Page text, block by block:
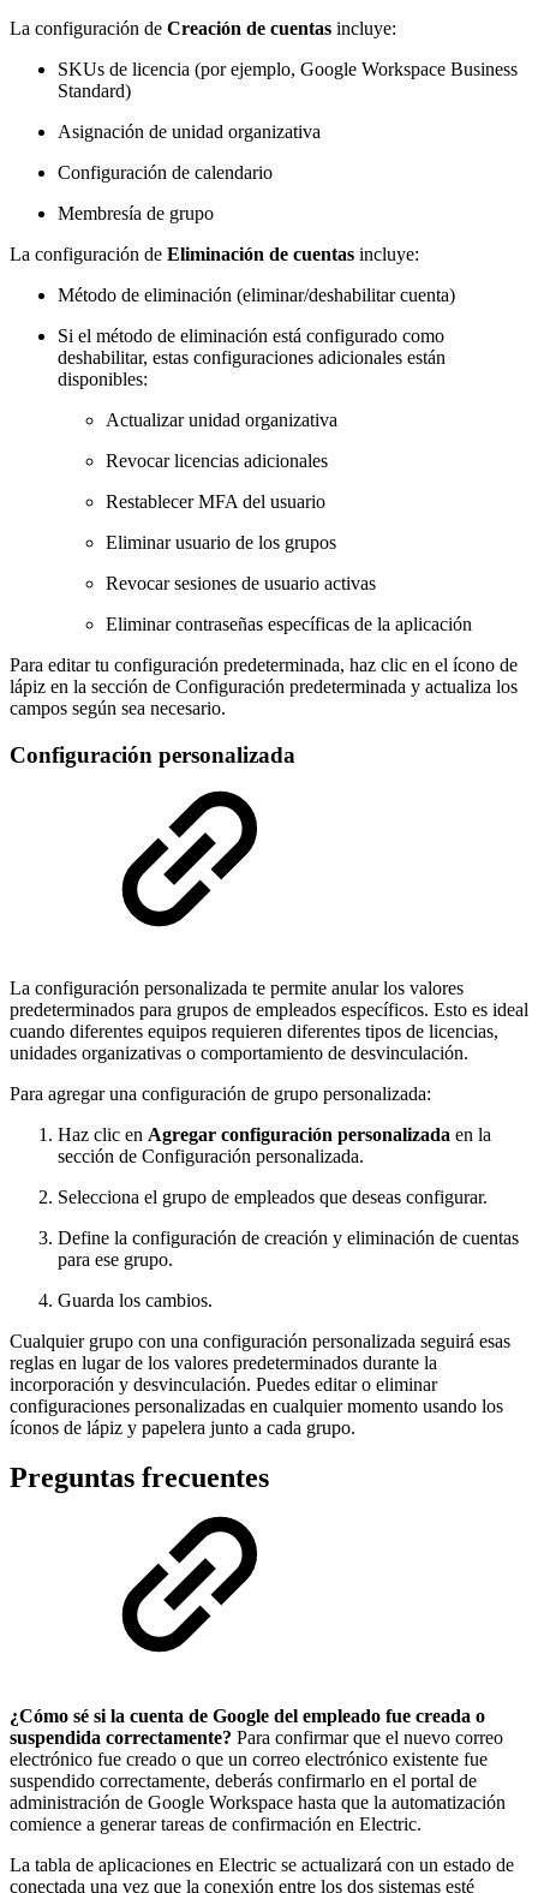
La configuración de Creación de cuentas incluye:
SKUs de licencia (por ejemplo, Google Workspace Business
Standard)
Asignación de unidad organizativa
Configuración de calendario
Membresía de grupo
La configuración de Eliminación de cuentas incluye:
Método de eliminación (eliminar/deshabilitar cuenta)
Si el método de eliminación está configurado como
deshabilitar, estas configuraciones adicionales están
disponibles:
Actualizar unidad organizativa
Revocar licencias adicionales
Restablecer MFA del usuario
Eliminar usuario de los grupos
Revocar sesiones de usuario activas
Eliminar contraseñas específicas de la aplicación
Para editar tu configuración predeterminada, haz clic en el ícono de
lápiz en la sección de Configuración predeterminada y actualiza los
campos según sea necesario.
Configuración personalizada
La configuración personalizada te permite anular los valores
predeterminados para grupos de empleados específicos. Esto es ideal
cuando diferentes equipos requieren diferentes tipos de licencias,
unidades organizativas o comportamiento de desvinculación.
Para agregar una configuración de grupo personalizada:
Haz clic en Agregar configuración personalizada en la
sección de Configuración personalizada.
Selecciona el grupo de empleados que deseas configurar.
Define la configuración de creación y eliminación de cuentas
para ese grupo.
Guarda los cambios.
Cualquier grupo con una configuración personalizada seguirá esas
reglas en lugar de los valores predeterminados durante la
incorporación y desvinculación. Puedes editar o eliminar
configuraciones personalizadas en cualquier momento usando los
íconos de lápiz y papelera junto a cada grupo.
Preguntas frecuentes
¿Cómo sé si la cuenta de Google del empleado fue creada o
suspendida correctamente? Para confirmar que el nuevo correo
electrónico fue creado o que un correo electrónico existente fue
suspendido correctamente, deberás confirmarlo en el portal de
administración de Google Workspace hasta que la automatización
comience a generar tareas de confirmación en Electric.
La tabla de aplicaciones en Electric se actualizará con un estado de
conectada una vez que la conexión entre los dos sistemas esté